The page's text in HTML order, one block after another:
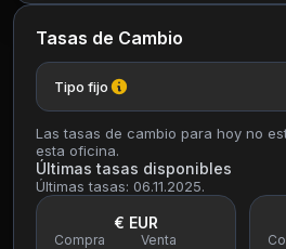
Tasas de Cambio
Tipo fijo
Las tasas de cambio para hoy no
esta oficina.
Últimas tasas disponibles
Últimas tasas: 06.11.2025.
€ EUR
Compra
Venta